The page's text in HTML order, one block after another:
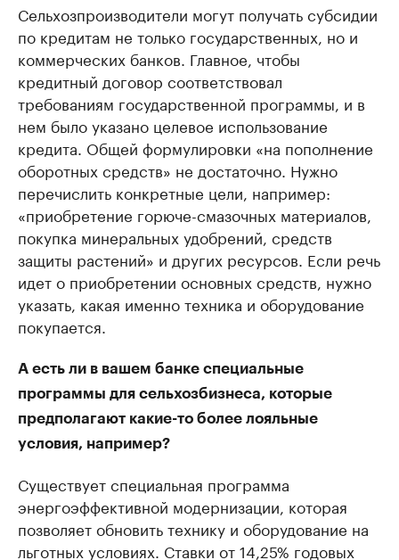
Сельхозпроизводители могут получать субсидии
по кредитам не только государственных, но и
коммерческих банков. Главное, чтобы
кредитный договор соответствовал
требованиям государственной программы, и в
нем было указано целевое использование
кредита. Общей формулировки «на пополнение
оборотных средств» не достаточно. Нужно
перечислить конкретные цели, например:
«приобретение горюче-смазочных материалов,
покупка минеральных удобрений, средств
защиты растений» и других ресурсов. Если речь
идет о приобретении основных средств, нужно
указать, какая именно техника и оборудование
покупается.
А есть ли в вашем банке специальные
программы для сельхозбизнеса, которые
предполагают какие-то более лояльные
условия, например?
Существует специальная программа
энергоэффективной модернизации, которая
позволяет обновить технику и оборудование на
льготных условиях. Ставки от 14,25% годовых